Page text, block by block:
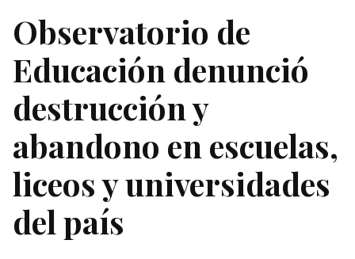
Observatorio de
Educación denunció
destrucción y
abandono en escuelas,
liceos y universidades
del país